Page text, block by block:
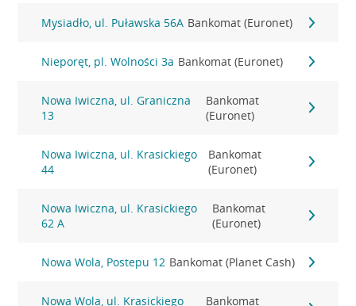
Mysiadło, ul. Puławska 56A Bankomat (Euronet)
Nieporęt, pl. Wolności 3a Bankomat (Euronet)
Nowa Iwiczna, ul. Graniczna
13
Bankomat
(Euronet)
Nowa Iwiczna, ul. Krasickiego
44
Bankomat
(Euronet)
Nowa Iwiczna, ul. Krasickiego
62 A
Bankomat
(Euronet)
Nowa Wola, Postepu 12 Bankomat (Planet Cash)
Nowa Wola, ul. Krasickiego
Bankomat